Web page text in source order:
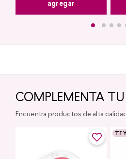
agregar
COMPLEMENTA
Encuentra productos de alta
TF